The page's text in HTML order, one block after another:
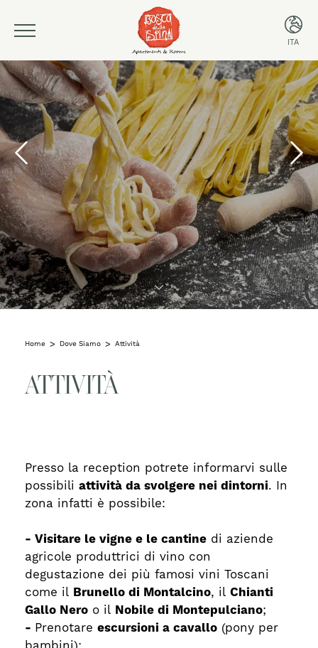
ITA
ITA
ENG
Home Dove Siamo Attività
ATTIVITÀ
Presso la reception potrete informarvi sulle
possibili attività da svolgere nei dintorni. In
zona infatti è possibile:
- Visitare le vigne e le cantine di aziende
agricole produttrici di vino con
degustazione dei più famosi vini Toscani
come il Brunello di Montalcino, il Chianti
Gallo Nero o il Nobile di Montepulciano;
- Prenotare escursioni a cavallo (pony per